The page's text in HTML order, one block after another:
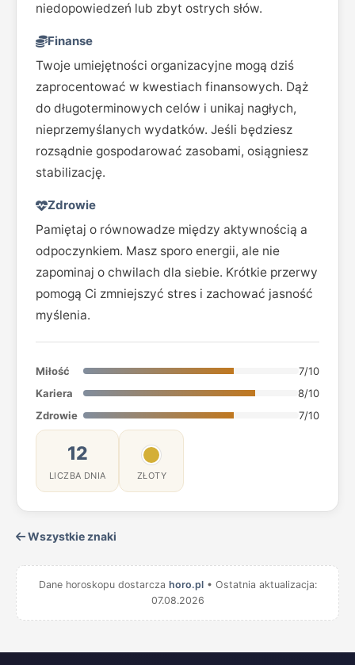
niedopowiedzeń lub zbyt ostrych słów.
Finanse
Twoje umiejętności organizacyjne mogą dziś
zaprocentować w kwestiach finansowych. Dąż
do długoterminowych celów i unikaj nagłych,
nieprzemyślanych wydatków. Jeśli będziesz
rozsądnie gospodarować zasobami, osiągniesz
stabilizację.
Zdrowie
Pamiętaj o równowadze między aktywnością a
odpoczynkiem. Masz sporo energii, ale nie
zapominaj o chwilach dla siebie. Krótkie przerwy
pomogą Ci zmniejszyć stres i zachować jasność
myślenia.
Miłość
7/10
Kariera
8/10
Zdrowie
7/10
12
LICZBA DNIA ZŁOTY
Wszystkie znaki
Dane horoskopu dostarcza horo.pl• Ostatnia aktualizacja:
07.08.2026